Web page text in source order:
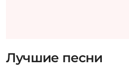
Лучшие песни